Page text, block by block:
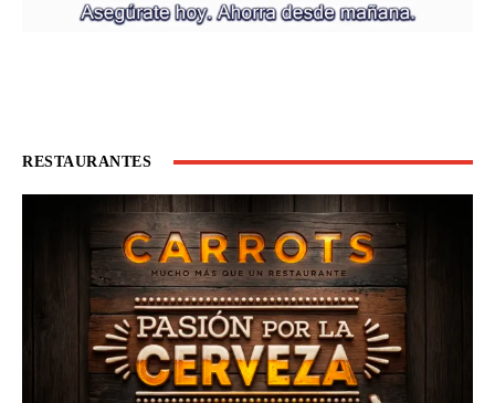
RESTAURANTES